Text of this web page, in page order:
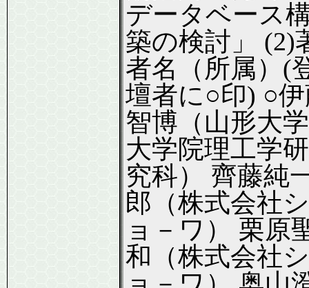
データベース
築の検討」 (2)
者名（所属）(
壇者に○印) ○
智博（山形大学
大学院理工学研
究科） 齊藤純
郎（株式会社シ
ョ－ワ） 栗原
和（株式会社シ